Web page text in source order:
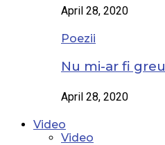
April 28, 2020
Poezii
Nu mi-ar fi greu
April 28, 2020
Video
Video